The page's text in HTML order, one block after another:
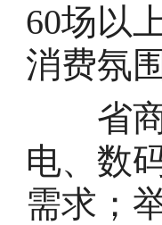
60场以
消费氛
省商
电、数
需求；